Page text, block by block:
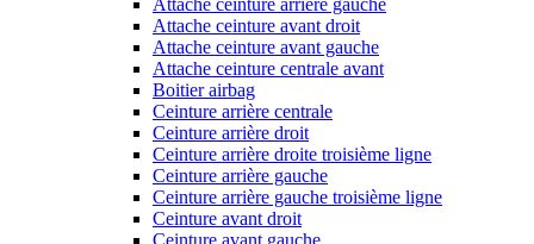
Attache ceinture arrière gauche
Attache ceinture avant droit
Attache ceinture avant gauche
Attache ceinture centrale avant
Boitier airbag
Ceinture arrière centrale
Ceinture arrière droit
Ceinture arrière droite troisième ligne
Ceinture arrière gauche
Ceinture arrière gauche troisième ligne
Ceinture avant droit
Ceinture avant gauche